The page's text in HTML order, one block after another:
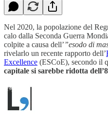
Nel 2020, la popolazione del
calo dalla Seconda Guerra
colpite a causa dell’”esodo di
rivelarlo un recente rapporto dell’
Excellence (ESCoE), secondo il
capitale si sarebbe ridotta